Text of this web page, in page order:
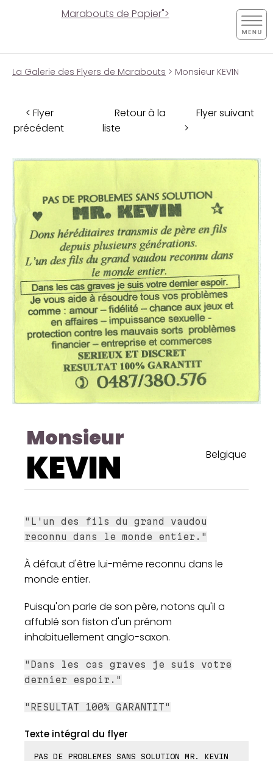
Marabouts de Papier">
La Galerie des Flyers de Marabouts > Monsieur KEVIN
< Flyer
précédent
Retour à la
liste
Flyer suivant
>
Monsieur
KEVIN Belgique
"L'un des fils du grand vaudou
reconnu dans le monde entier."
À défaut d'être lui-même reconnu dans le
monde entier.
Puisqu'on parle de son père, notons qu'il a
affublé son fiston d'un prénom
inhabituellement anglo-saxon.
"Dans les cas graves je suis votre
dernier espoir."
"RESULTAT 100% GARANTIT"
Texte intégral du flyer
PAS DE PROBLEMES SANS SOLUTION MR. KEVIN